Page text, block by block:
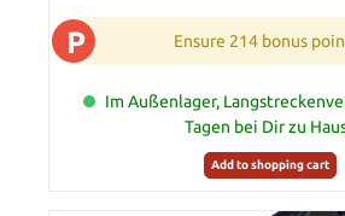
P Ensure 214 bonus
Im Außenlager,
Tagen bei Dir zu
Add to shopping cart